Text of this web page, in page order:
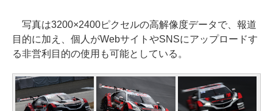
写真は3200×2400ピクセルの高解像度データで、報道
目的に加え、個人がWebサイトやSNSにアップロードす
る非営利目的の使用も可能としている。